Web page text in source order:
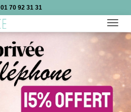
01 70 92 31 31